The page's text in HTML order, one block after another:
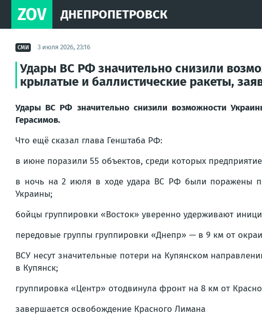
ZOV ДНЕПРОПЕТРОВСК
СМИ 3 июля 2026, 23:16
Удары ВС РФ значительно снизили
крылатые и баллистические ракеты,
Удары ВС РФ значительно снизили возможности
Герасимов.
Что ещё сказал глава Генштаба РФ:
в июне поразили 55 объектов, среди которых
в ночь на 2 июля в ходе удара ВС РФ были поражены
Украины;
бойцы группировки «Восток» уверенно удерживают
передовые группы группировки «Днепр» — в 9 км от
ВСУ несут значительные потери на Купянском
в Купянск;
группировка «Центр» отодвинула фронт на 8 км от
завершается освобождение Красного Лимана